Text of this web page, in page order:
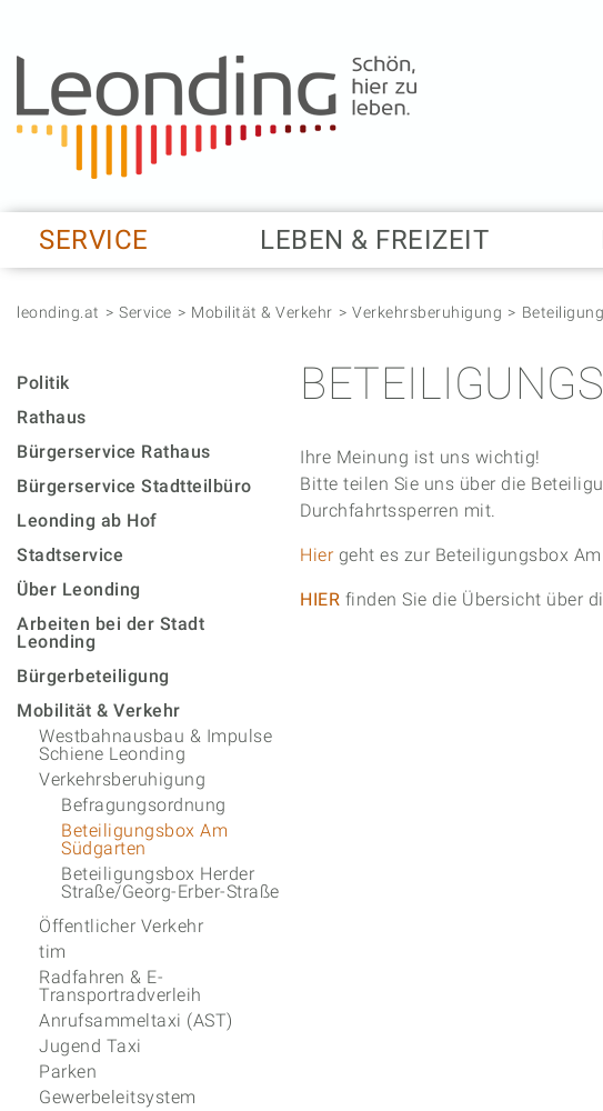
SERVICE LEBEN & FREIZEIT
leonding.at Service Mobilität & Verkehr Verkehrsberuhigung
Politik
Rathaus
Bürgerservice Rathaus
Bürgerservice Stadtteilbüro
Leonding ab Hof
Stadtservice
Über Leonding
Arbeiten bei der Stadt
Leonding
Bürgerbeteiligung
Mobilität & Verkehr
Westbahnausbau & Impulse
Schiene Leonding
Verkehrsberuhigung
Befragungsordnung
Beteiligungsbox Am
Südgarten
Beteiligungsbox Herder
Straße/Georg-Erber-Straße
Öffentlicher Verkehr
tim
Radfahren & E-
Transportradverleih
Anrufsammeltaxi (AST)
Jugend Taxi
Parken
Gewerbeleitsystem
Ihre Meinung ist uns wichtig!
Bitte teilen Sie uns über die
Durchfahrtssperren mit.
Hier geht es zur Beteiligungsbox
HIER finden Sie die Übersicht über